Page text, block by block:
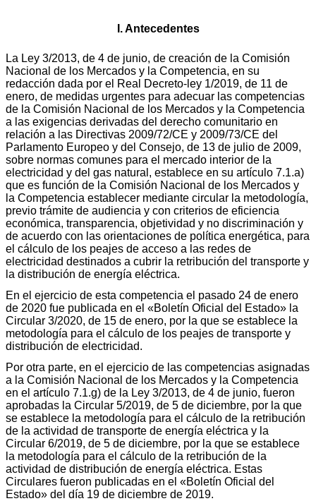
I. Antecedentes
La Ley 3/2013, de 4 de junio, de creación de la Comisión
Nacional de los Mercados y la Competencia, en su
redacción dada por el Real Decreto-ley 1/2019, de 11 de
enero, de medidas urgentes para adecuar las competencias
de la Comisión Nacional de los Mercados y la Competencia
a las exigencias derivadas del derecho comunitario en
relación a las Directivas 2009/72/CE y 2009/73/CE del
Parlamento Europeo y del Consejo, de 13 de julio de 2009,
sobre normas comunes para el mercado interior de la
electricidad y del gas natural, establece en su artículo 7.1.a)
que es función de la Comisión Nacional de los Mercados y
la Competencia establecer mediante circular la metodología,
previo trámite de audiencia y con criterios de eficiencia
económica, transparencia, objetividad y no discriminación y
de acuerdo con las orientaciones de política energética, para
el cálculo de los peajes de acceso a las redes de
electricidad destinados a cubrir la retribución del transporte y
la distribución de energía eléctrica.
En el ejercicio de esta competencia el pasado 24 de enero
de 2020 fue publicada en el «Boletín Oficial del Estado» la
Circular 3/2020, de 15 de enero, por la que se establece la
metodología para el cálculo de los peajes de transporte y
distribución de electricidad.
Por otra parte, en el ejercicio de las competencias asignadas
a la Comisión Nacional de los Mercados y la Competencia
en el artículo 7.1.g) de la Ley 3/2013, de 4 de junio, fueron
aprobadas la Circular 5/2019, de 5 de diciembre, por la que
se establece la metodología para el cálculo de la retribución
de la actividad de transporte de energía eléctrica y la
Circular 6/2019, de 5 de diciembre, por la que se establece
la metodología para el cálculo de la retribución de la
actividad de distribución de energía eléctrica. Estas
Circulares fueron publicadas en el «Boletín Oficial del
Estado» del día 19 de diciembre de 2019.